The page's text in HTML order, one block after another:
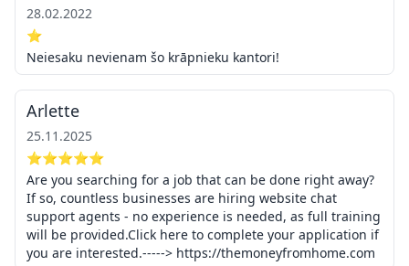
28.02.2022
⭐
Neiesaku nevienam šo krāpnieku kantori!
Arlette
25.11.2025
⭐⭐⭐⭐⭐
Are you searching for a job that can be done right away?
If so, countless businesses are hiring website chat
support agents - no experience is needed, as full training
will be provided.Click here to complete your application if
you are interested.-----> https://themoneyfromhome.com